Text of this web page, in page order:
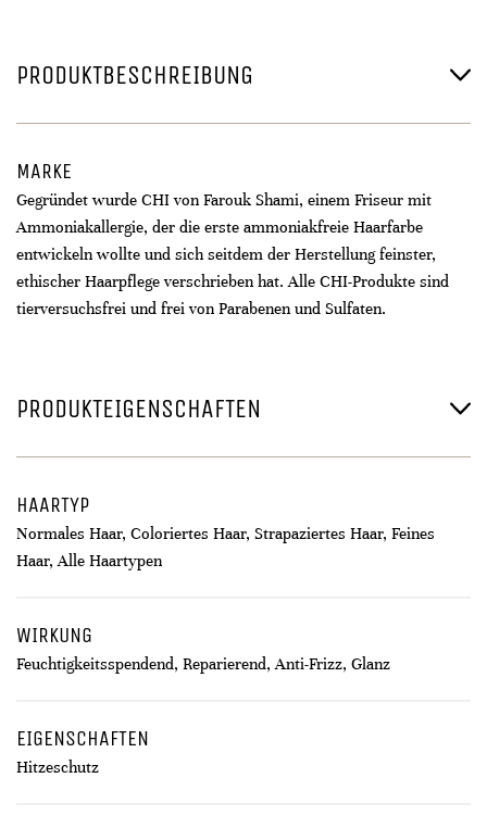
PRODUKTBESCHREIBUNG
MARKE
Gegründet wurde CHI von Farouk Shami, einem Friseur mit
Ammoniakallergie, der die erste ammoniakfreie Haarfarbe
entwickeln wollte und sich seitdem der Herstellung feinster,
ethischer Haarpflege verschrieben hat. Alle CHI-Produkte sind
tierversuchsfrei und frei von Parabenen und Sulfaten.
PRODUKTEIGENSCHAFTEN
HAARTYP
Normales Haar, Coloriertes Haar, Strapaziertes Haar, Feines
Haar, Alle Haartypen
WIRKUNG
Feuchtigkeitsspendend, Reparierend, Anti-Frizz, Glanz
EIGENSCHAFTEN
Hitzeschutz